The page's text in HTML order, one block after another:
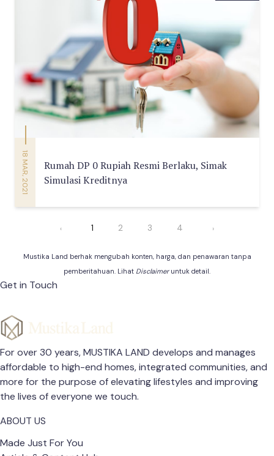
18 MAR, 2021
Rumah DP 0 Rupiah Resmi Berlaku, Simak
Simulasi Kreditnya
‹ 1 2 3 4 ›
Mustika Land berhak mengubah konten, harga, dan penawaran tanpa
pemberitahuan. Lihat Disclaimeruntuk detail.
Get in Touch
For over 30 years, MUSTIKA LAND develops and manages
affordable to high-end homes, integrated communities, and
more for the purpose of elevating lifestyles and improving
the lives of everyone we touch.
ABOUT US
Made Just For You